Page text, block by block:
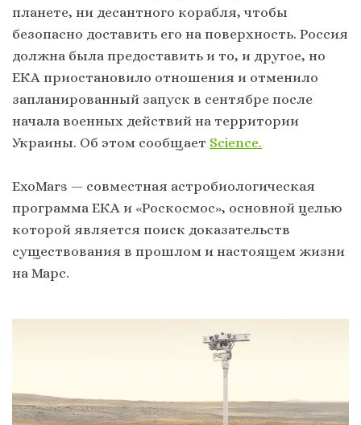
планете, ни десантного корабля, чтобы
безопасно доставить его на поверхность. Россия
должна была предоставить и то, и другое, но
ЕКА приостановило отношения и отменило
запланированный запуск в сентябре после
начала военных действий на территории
Украины. Об этом сообщает Science.
ExoMars — совместная астробиологическая
программа ЕКА и «Роскосмос», основной целью
которой является поиск доказательств
существования в прошлом и настоящем жизни
на Марс.